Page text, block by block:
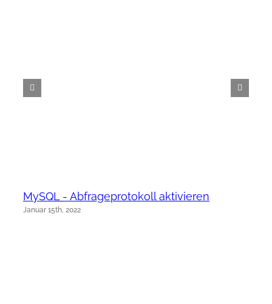
MySQL - Abfrageprotokoll aktivieren
Januar 15th, 2022